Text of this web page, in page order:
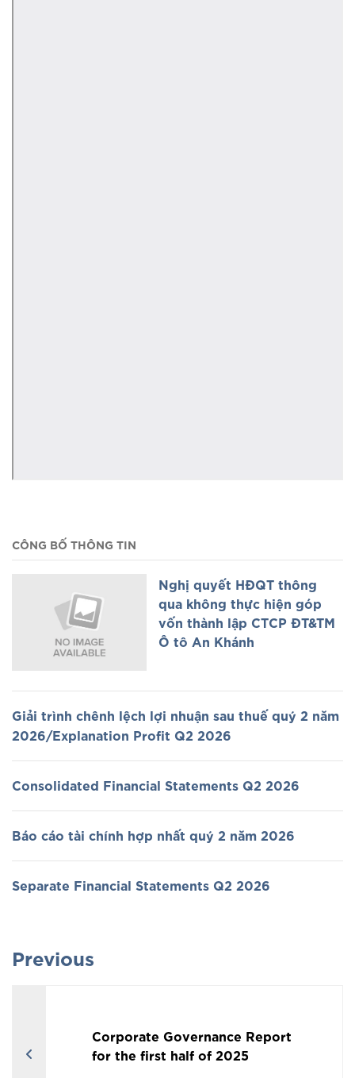
CÔNG BỐ THÔNG TIN
Nghị quyết HĐQT thông
qua không thực hiện góp
vốn thành lập CTCP ĐT&TM
Ô tô An Khánh
Giải trình chênh lệch lợi nhuận sau thuế quý 2 năm
2026/Explanation Profit Q2 2026
Consolidated Financial Statements Q2 2026
Báo cáo tài chính hợp nhất quý 2 năm 2026
Separate Financial Statements Q2 2026
Previous
Corporate Governance Report
for the first half of 2025